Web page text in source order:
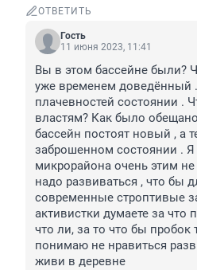
ОТВЕТИТЬ
Гость
11 июня 2023, 11:41
Вы в этом бассейне были?
уже временем доведённый
плачевностей состоянии .
властям? Как было
бассейн постоят новый , а
заброшенном состоянии . Я
микрорайона очень этим
надо развиваться , что бы
современные строптивые
активистки думаете за что
что ли, за то что бы пробок
понимаю не нравиться
живи в деревне